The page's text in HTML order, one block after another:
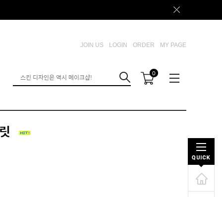
JOIN US LOGIN ORDER MY PAGE
0